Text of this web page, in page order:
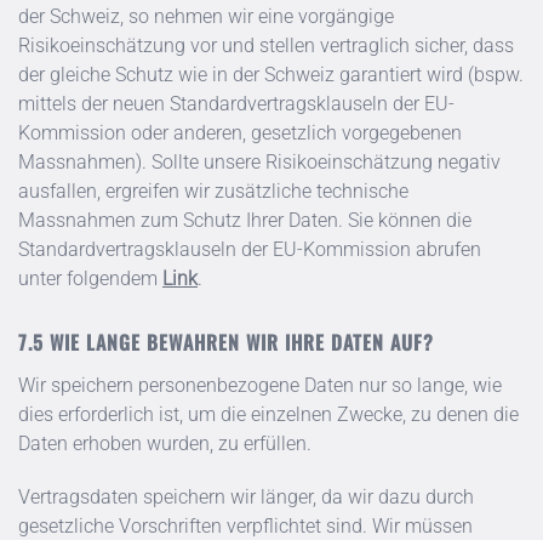
der Schweiz, so nehmen wir eine vorgängige
Risikoeinschätzung vor und stellen vertraglich sicher, dass
der gleiche Schutz wie in der Schweiz garantiert wird (bspw.
mittels der neuen Standardvertragsklauseln der EU-
Kommission oder anderen, gesetzlich vorgegebenen
Massnahmen). Sollte unsere Risikoeinschätzung negativ
ausfallen, ergreifen wir zusätzliche technische
Massnahmen zum Schutz Ihrer Daten. Sie können die
Standardvertragsklauseln der EU-Kommission abrufen
unter folgendem Link.
WIE LANGE BEWAHREN WIR IHRE DATEN AUF?
Wir speichern personenbezogene Daten nur so lange, wie
dies erforderlich ist, um die einzelnen Zwecke, zu denen die
Daten erhoben wurden, zu erfüllen.
Vertragsdaten speichern wir länger, da wir dazu durch
gesetzliche Vorschriften verpflichtet sind. Wir müssen